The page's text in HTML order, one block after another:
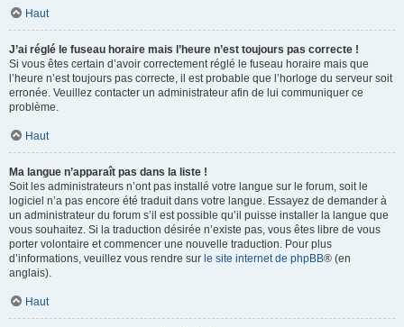
Haut
J’ai réglé le fuseau horaire mais l’heure n’est toujours pas correcte !
Si vous êtes certain d’avoir correctement réglé le fuseau horaire mais que
l’heure n’est toujours pas correcte, il est probable que l’horloge du serveur soit
erronée. Veuillez contacter un administrateur afin de lui communiquer ce
problème.
Haut
Ma langue n’apparaît pas dans la liste !
Soit les administrateurs n’ont pas installé votre langue sur le forum, soit le
logiciel n’a pas encore été traduit dans votre langue. Essayez de demander à
un administrateur du forum s’il est possible qu’il puisse installer la langue que
vous souhaitez. Si la traduction désirée n’existe pas, vous êtes libre de vous
porter volontaire et commencer une nouvelle traduction. Pour plus
d’informations, veuillez vous rendre sur le site internet de phpBB® (en
anglais).
Haut